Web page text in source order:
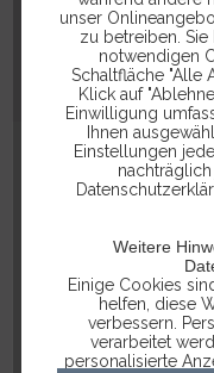
unser
zu betreiben.
notwendigen
Schaltfläche "Alle
Klick auf
Einwilligung
Ihnen
Einstellungen
Weitere
Einige Cookies
helfen, diese
verbessern.
verarbeitet
personalisierte